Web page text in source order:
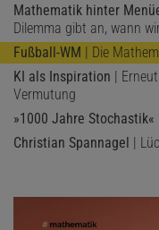
Mathematik hinter
Dilemma gibt an, wann
Fußball-WM | Die
KI als Inspiration |
Vermutung
»1000 Jahre Stochastik«
Christian Spannagel |